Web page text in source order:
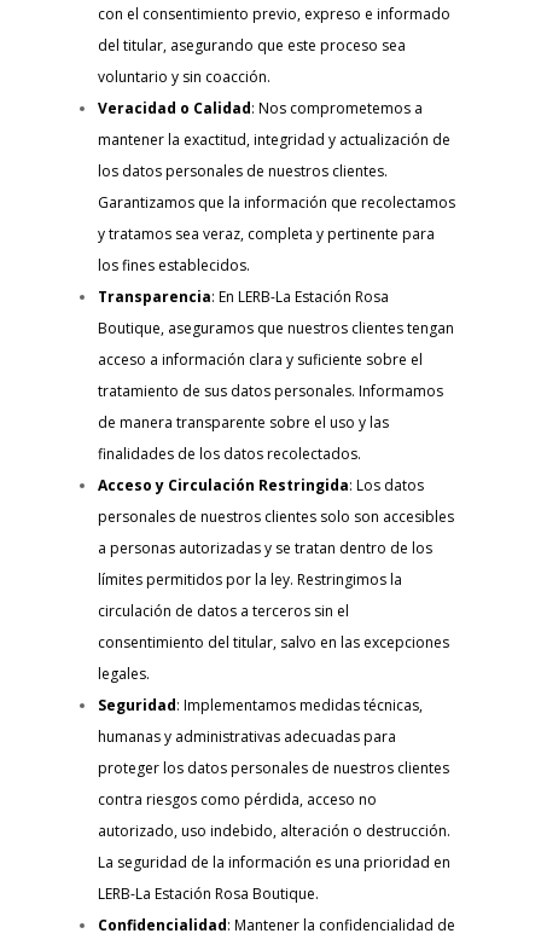
con el consentimiento previo, expreso e informado
del titular, asegurando que este proceso sea
voluntario y sin coacción.
Veracidad o Calidad: Nos comprometemos a
mantener la exactitud, integridad y actualización de
los datos personales de nuestros clientes.
Garantizamos que la información que recolectamos
y tratamos sea veraz, completa y pertinente para
los fines establecidos.
Transparencia: En LERB-La Estación Rosa
Boutique, aseguramos que nuestros clientes tengan
acceso a información clara y suficiente sobre el
tratamiento de sus datos personales. Informamos
de manera transparente sobre el uso y las
finalidades de los datos recolectados.
Acceso y Circulación Restringida: Los datos
personales de nuestros clientes solo son accesibles
a personas autorizadas y se tratan dentro de los
límites permitidos por la ley. Restringimos la
circulación de datos a terceros sin el
consentimiento del titular, salvo en las excepciones
legales.
Seguridad: Implementamos medidas técnicas,
humanas y administrativas adecuadas para
proteger los datos personales de nuestros clientes
contra riesgos como pérdida, acceso no
autorizado, uso indebido, alteración o destrucción.
La seguridad de la información es una prioridad en
LERB-La Estación Rosa Boutique.
Confidencialidad: Mantener la confidencialidad de